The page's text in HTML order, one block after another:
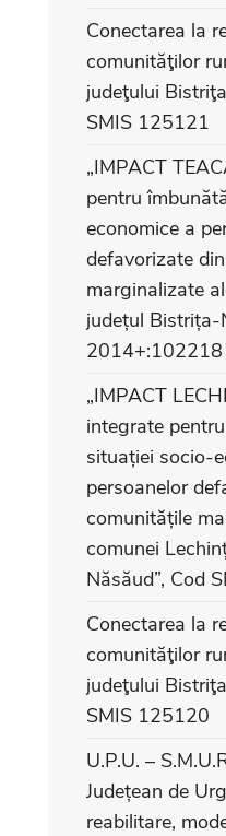
Conectarea la
comunităţilor
judeţului
SMIS 125121
„IMPACT
pentru
economice a
defavorizate
marginalizate
județul Bistrița-
2014+:102218
„IMPACT
integrate
situației socio-
persoanelor
comunitățile
comunei
Năsăud”, Cod
Conectarea la
comunităţilor
judeţului
SMIS 125120
U.P.U. –
Județean de
reabilitare,